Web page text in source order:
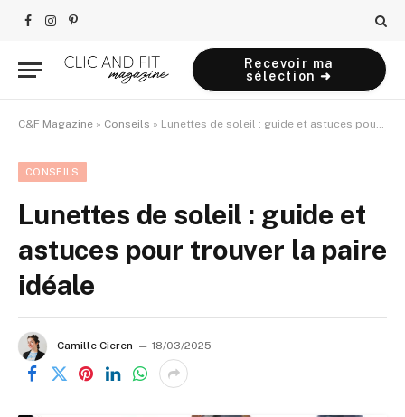
Facebook
Instagram
Pinterest
Recevoir ma
sélection ➜
C&F Magazine » Conseils » Lunettes de soleil : guide et astuces pour trouver la paire idéale
CONSEILS
Lunettes de soleil : guide et
astuces pour trouver la paire
idéale
Camille Cieren 18/03/2025